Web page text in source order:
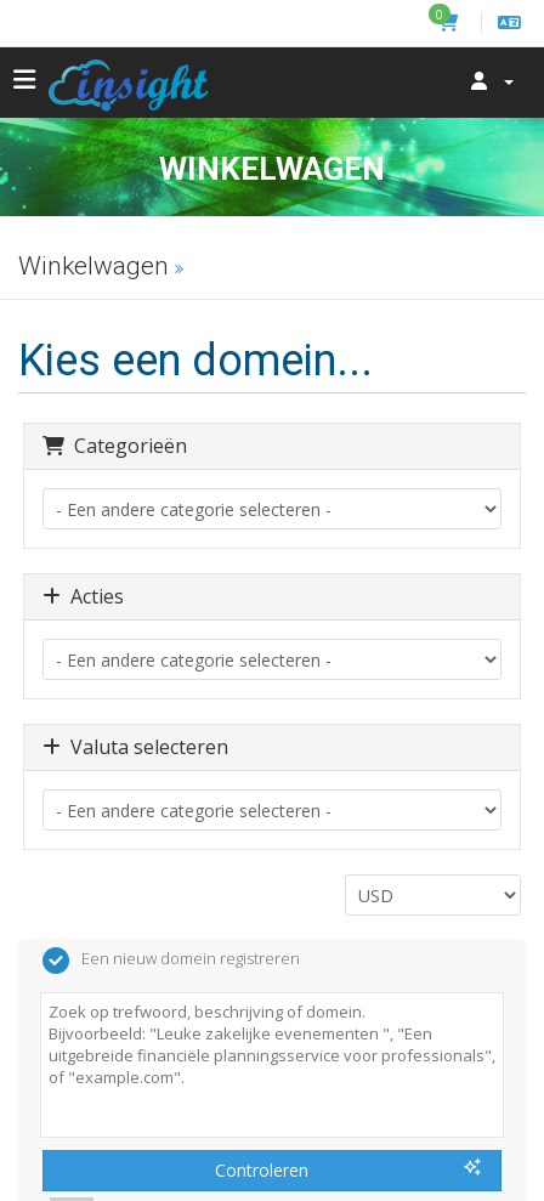
0
WINKELWAGEN
Winkelwagen
Kies een domein...
Categorieën
Acties
Valuta selecteren
Een nieuw domein registreren
Controleren